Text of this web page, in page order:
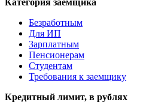
Категория заемщика
Безработным
Для ИП
Зарплатным
Пенсионерам
Студентам
Требования к заемщику
Кредитный лимит, в рублях